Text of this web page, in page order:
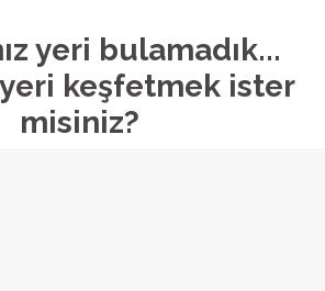
yeri bulamadık...
yeri keşfetmek ister
misiniz?